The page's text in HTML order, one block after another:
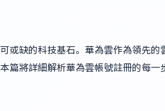
或缺的科技基石。華為雲作為領先的
篇將詳細解析華為雲帳號註冊的每一